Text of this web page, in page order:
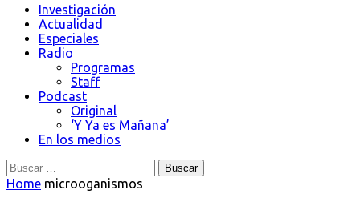
Investigación
Actualidad
Especiales
Radio
Programas
Staff
Podcast
Original
‘Y Ya es Mañana’
En los medios
Buscar:
Home microoganismos